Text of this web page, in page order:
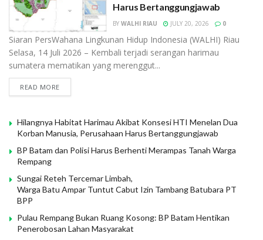
Harus Bertanggungjawab
BY WALHI RIAU JULY 20, 2026 0
Siaran PersWahana Lingkunan Hidup Indonesia (WALHI) Riau
Selasa, 14 Juli 2026 – Kembali terjadi serangan harimau
sumatera mematikan yang merenggut...
READ MORE
Hilangnya Habitat Harimau Akibat Konsesi HTI Menelan Dua
Korban Manusia, Perusahaan Harus Bertanggungjawab
BP Batam dan Polisi Harus Berhenti Merampas Tanah Warga
Rempang
Sungai Reteh Tercemar Limbah,
Warga Batu Ampar Tuntut Cabut Izin Tambang Batubara PT
BPP
Pulau Rempang Bukan Ruang Kosong: BP Batam Hentikan
Penerobosan Lahan Masyarakat